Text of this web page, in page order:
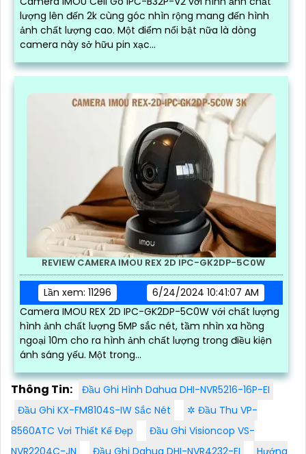
lượng lên đến 2k cùng góc nhìn rộng mang đến hình
ảnh chất lượng cao. Một điểm nổi bật nữa là dòng
camera này sở hữu pin xạc...
REVIEW CAMERA IMOU REX 2D IPC-GK2DP-5C0W
Lần xem: 11296
6/24/2024 10:41:07 AM
Camera IMOU REX 2D IPC-GK2DP-5C0W với chất lượng
hình ảnh chất lượng 5MP sắc nét, tầm nhìn xa hồng
ngoại 10m cho ra hình ảnh chất lượng trong điều kiện
ánh sáng yếu. Một trong...
Thông Tin:
Đầu Ghi Hình Dahua DHI-NVR5216-16P-EI
Đầu Ghi KX-FM8104S-IW Sắc Nét
✲ Đầu Thu VP-
8560ATC Vơi Thiết Kế Đẹp
Đầu Ghi Visioncop VS-
NVR2204C-JN
Đầu Ghi Dahua DHI-NVR4232-EI
Hướng